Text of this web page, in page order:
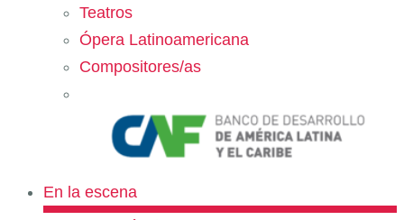
Teatros
Ópera Latinoamericana
Compositores/as
En la escena